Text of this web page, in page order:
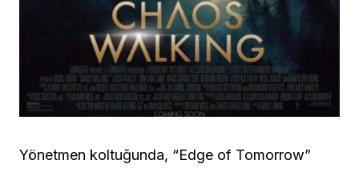
Yönetmen koltuğunda, “Edge of Tomorrow”